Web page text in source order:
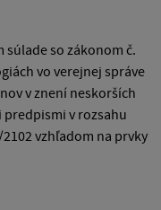
súlade so zákonom č.
vo verejnej správe
v znení neskorších
v rozsahu
vzhľadom na prvky